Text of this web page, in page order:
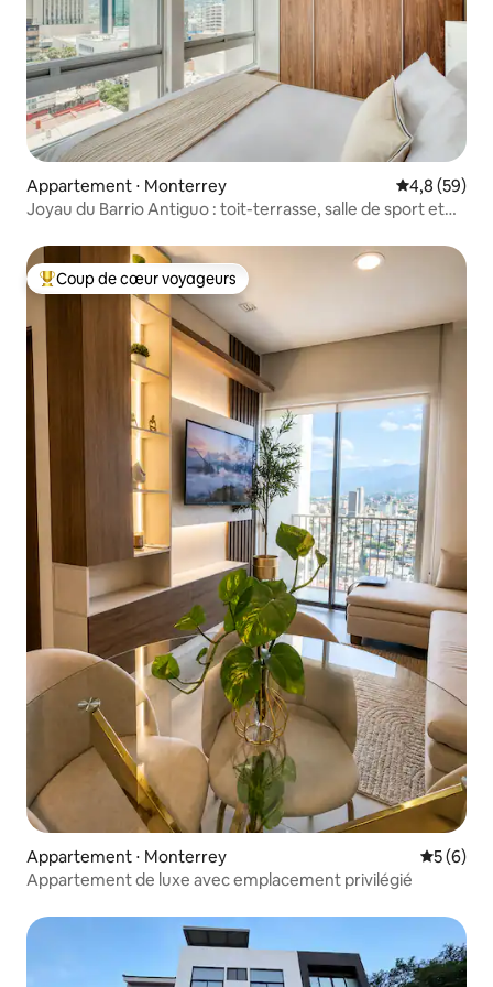
Appartement ⋅ Monterrey Évaluation
4,8 (59)
Joyau du Barrio Antiguo : toit-terrasse, salle de sport et
Coups de cœur voyageurs les plus appréciés
Coup de cœur voyageurs
Appartement ⋅ Monterrey
5 (6)
Appartement de luxe avec emplacement privilégié